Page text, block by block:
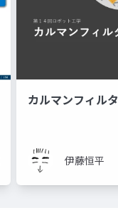
カルマンフィルタ
伊藤恒平